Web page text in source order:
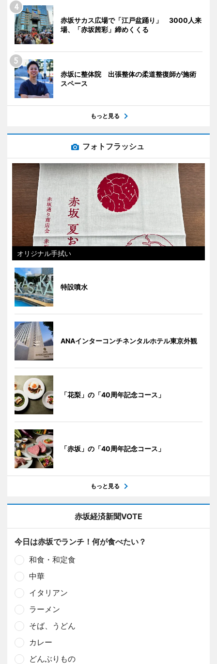
赤坂サカス広場で「江戸盆踊り」 3000人来
場、「赤坂茜彩」締めくくる
赤坂に整体院 出張整体の柔道整復師が施術
スペース
もっと見る
フォトフラッシュ
オリジナル手拭い
特設噴水
ANAインターコンチネンタルホテル東京外観
「花梨」の「40周年記念コース」
「赤坂」の「40周年記念コース」
もっと見る
赤坂経済新聞VOTE
今日は赤坂でランチ！何が食べたい？
和食・和定食
中華
イタリアン
ラーメン
そば、うどん
カレー
どんぶりもの